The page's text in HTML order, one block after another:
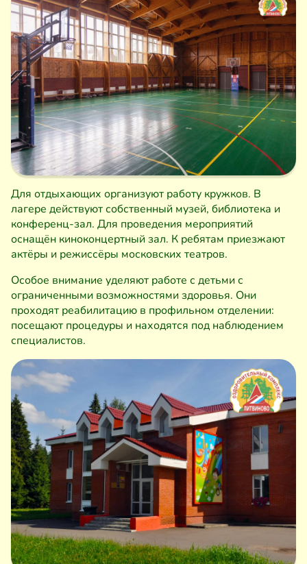
Для отдыхающих организуют работу кружков. В
лагере действуют собственный музей, библиотека и
конференц-зал. Для проведения мероприятий
оснащён киноконцертный зал. К ребятам приезжают
актёры и режиссёры московских театров.
Особое внимание уделяют работе с детьми с
ограниченными возможностями здоровья. Они
проходят реабилитацию в профильном отделении:
посещают процедуры и находятся под наблюдением
специалистов.